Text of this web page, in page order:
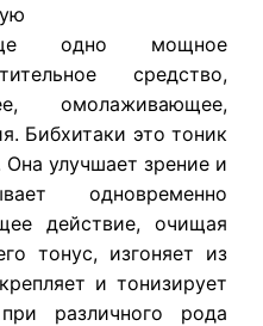
одно мощное
средство,
омолаживающее,
Бибхитаки это тоник
улучшает зрение и
одновременно
действие, очищая
тонус, изгоняет из
и тонизирует
различного рода